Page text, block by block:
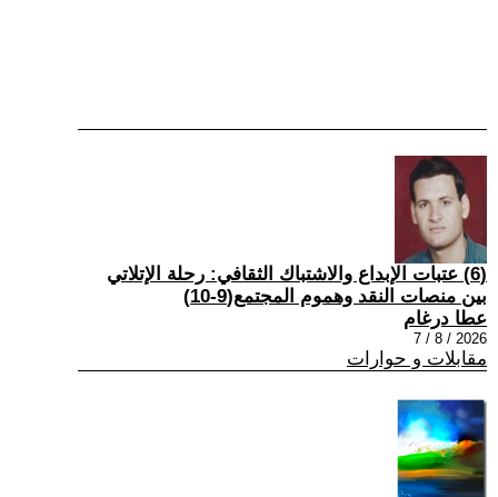
(6) عتبات الإبداع والاشتباك الثقافي: رحلة الإتلاتي
بين منصات النقد وهموم المجتمع(9-10)
عطا درغام
2026 / 8 / 7
مقابلات و حوارات